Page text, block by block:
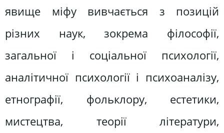
явище міфу вивчається з позицій
різних наук, зокрема філософії,
загальної і соціальної психології,
аналітичної психології і психоаналізу,
етнографії, фольклору, естетики,
мистецтва, теорії літератури,